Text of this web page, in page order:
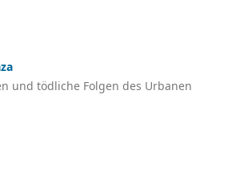
und tödliche Folgen des Urbanen